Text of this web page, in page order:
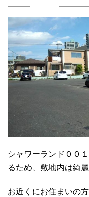
シャワーランド００
るため、敷地内は綺
お近くにお住まいの